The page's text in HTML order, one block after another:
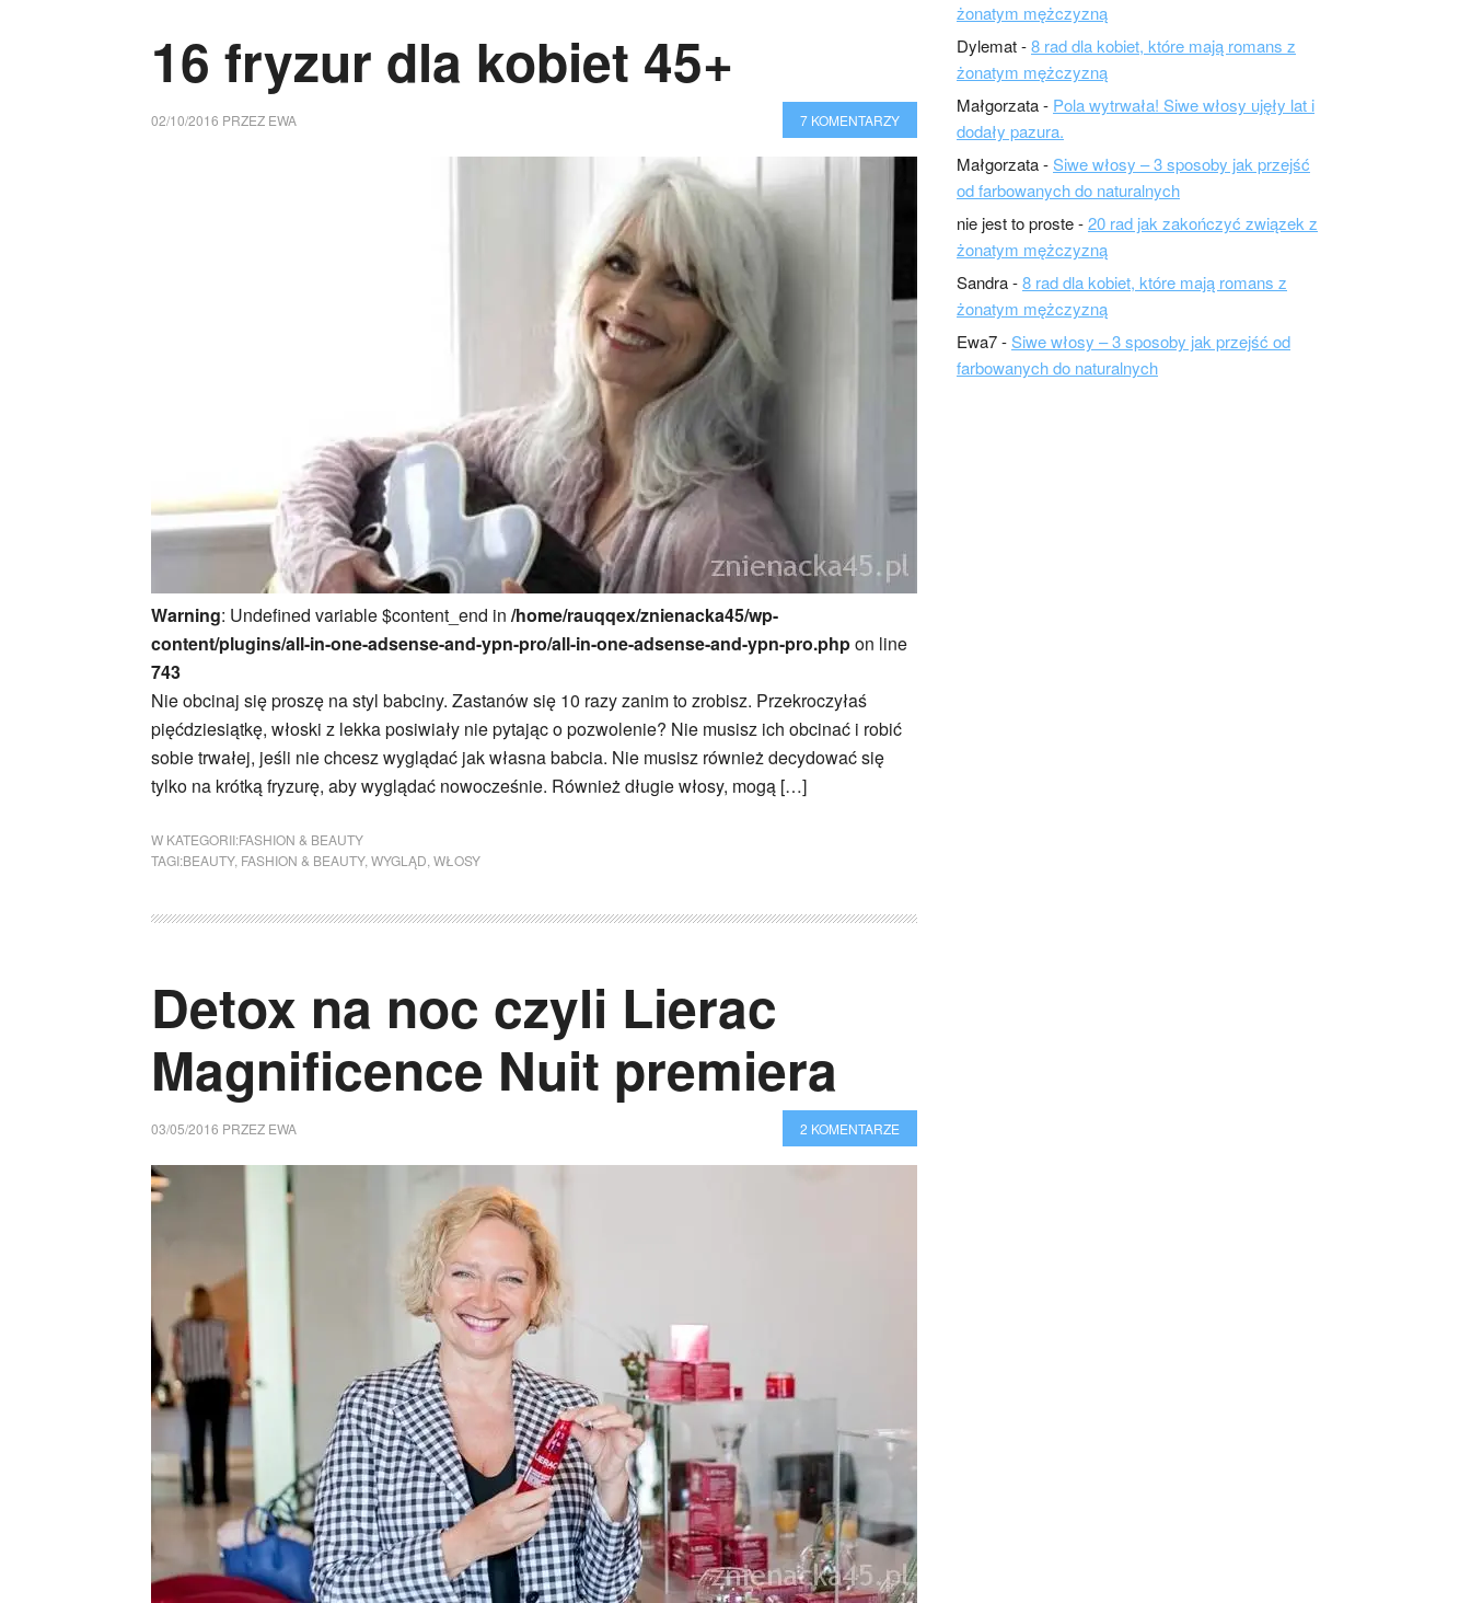
16 fryzur dla kobiet 45+
02/10/2016 PRZEZ EWA 7 KOMENTARZY
Warning: Undefined variable $content_end in /home/rauqqex/znienacka45/wp-
content/plugins/all-in-one-adsense-and-ypn-pro/all-in-one-adsense-and-ypn-pro.phpon line
743
Nie obcinaj się proszę na styl babciny. Zastanów się 10 razy zanim to zrobisz. Przekroczyłaś
pięćdziesiątkę, włoski z lekka posiwiały nie pytając o pozwolenie? Nie musisz ich obcinać i robić
sobie trwałej, jeśli nie chcesz wyglądać jak własna babcia. Nie musisz również decydować się
tylko na krótką fryzurę, aby wyglądać nowocześnie. Również długie włosy, mogą […]
W KATEGORII:FASHION & BEAUTY
TAGI:BEAUTY, FASHION & BEAUTY, WYGLĄD WŁOSY
Detox na noc czyli Lierac
Magnificence Nuit premiera
03/05/2016 PRZEZ EWA 2 KOMENTARZE
żonatym mężczyzną
Dylemat-8 rad dla kobiet, które mają romans z
żonatym mężczyzną
Małgorzata- Pola wytrwała! Siwe włosy ujęły lat i
dodały pazura.
Małgorzata-Siwe włosy – 3 sposoby jak przejść
od farbowanych do naturalnych
nie jest to proste-20 rad jak zakończyć związek z
żonatym mężczyzną
Sandra-8 rad dla kobiet, które mają romans z
żonatym mężczyzną
Ewa7-Siwe włosy – 3 sposoby jak przejść od
farbowanych do naturalnych